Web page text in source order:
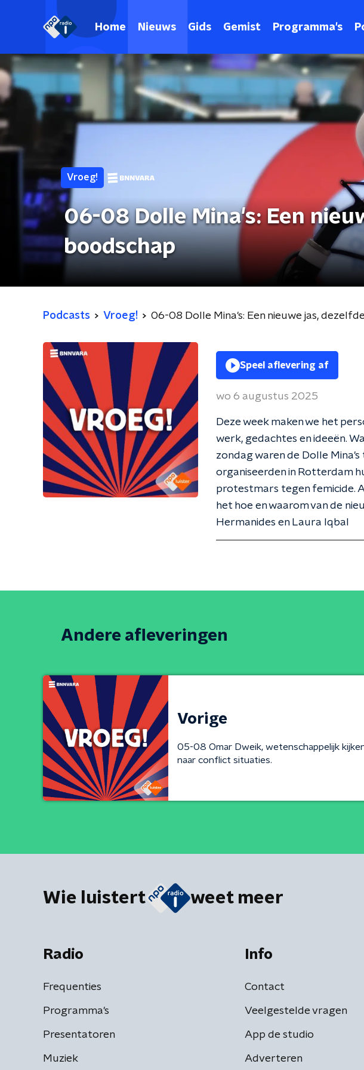
Home Nieuws Gids Gemist Programma's
Vroeg!
06-08 Dolle Mina's: Een
boodschap
Podcasts Vroeg! 06-08 Dolle Mina's: Een nieuwe jas,
Speel aflevering af
wo 6 augustus 2025
Deze week maken we het
werk, gedachtes en ideeën.
zondag waren de Dolle
organiseerden in Rotterdam
protestmars tegen femicide.
het hoe en waarom van de
Hermanides en Laura Iqbal
Andere afleveringen
Vorige
05-08 Omar Dweik, wetenschappelijk
naar conflict situaties.
Wie luistert weet meer
Radio
Frequenties
Programma's
Presentatoren
Muziek
Info
Contact
Veelgestelde vragen
App de studio
Adverteren